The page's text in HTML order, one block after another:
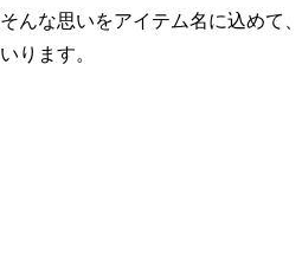
そんな思いをアイテム名に込めて
いります。